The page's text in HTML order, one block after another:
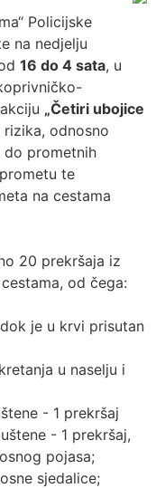
Policijske
na nedjelju
16 do 4 sata, u
„Četiri ubojice
rizika, odnosno
do prometnih
te
na cestama
20 prekršaja iz
od čega:
je u krvi prisutan
u naselju i
- 1 prekršaj
- 1 prekršaj,
pojasa;
sjedalice;